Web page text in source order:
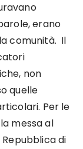
erano
comunità. Il
non
quelle
Per le
messa al
di